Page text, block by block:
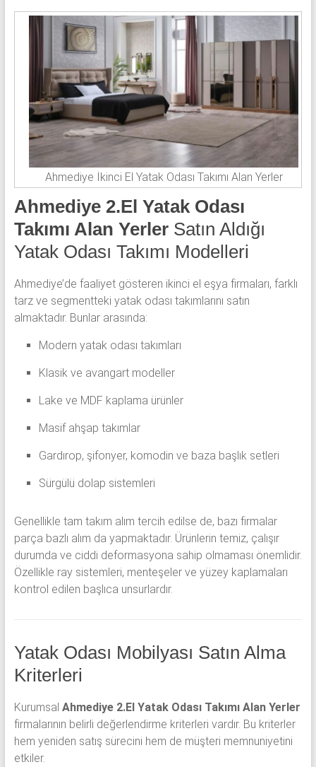
Ahmediye İkinci El Yatak Odası Takımı Alan Yerler
Ahmediye 2.El Yatak Odası
Takımı Alan Yerler Satın Aldığı
Yatak Odası Takımı Modelleri
Ahmediye’de faaliyet gösteren ikinci el eşya firmaları, farklı
tarz ve segmentteki yatak odası takımlarını satın
almaktadır. Bunlar arasında:
Modern yatak odası takımları
Klasik ve avangart modeller
Lake ve MDF kaplama ürünler
Masif ahşap takımlar
Gardırop, şifonyer, komodin ve baza başlık setleri
Sürgülü dolap sistemleri
Genellikle tam takım alım tercih edilse de, bazı firmalar
parça bazlı alım da yapmaktadır. Ürünlerin temiz, çalışır
durumda ve ciddi deformasyona sahip olmaması önemlidir.
Özellikle ray sistemleri, menteşeler ve yüzey kaplamaları
kontrol edilen başlıca unsurlardır.
Yatak Odası Mobilyası Satın Alma
Kriterleri
Kurumsal Ahmediye 2.El Yatak Odası Takımı Alan Yerler
firmalarının belirli değerlendirme kriterleri vardır. Bu kriterler
hem yeniden satış sürecini hem de müşteri memnuniyetini
etkiler.